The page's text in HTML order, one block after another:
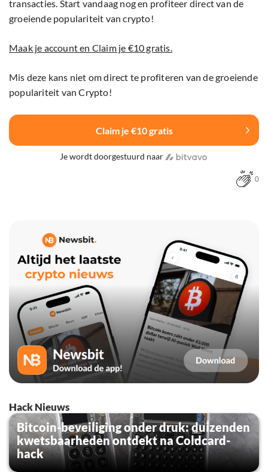
transacties. Start vandaag nog en profiteer direct van de
groeiende populariteit van crypto!
Maak je account en Claim je €10 gratis.
Mis deze kans niet om direct te profiteren van de groeiende
populariteit van Crypto!
Claim je €10 gratis
Je wordt doorgestuurd naar
0
Hack Nieuws
Bitcoin-beveiliging onder druk: duizenden
kwetsbaarheden ontdekt na Coldcard-
hack